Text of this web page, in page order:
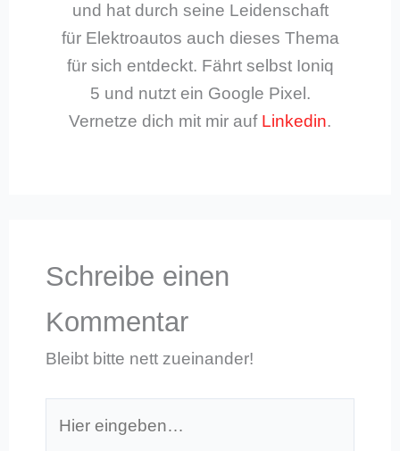
und hat durch seine Leidenschaft
für Elektroautos auch dieses Thema
für sich entdeckt. Fährt selbst Ioniq
5 und nutzt ein Google Pixel.
Vernetze dich mit mir auf Linkedin.
Schreibe einen
Kommentar
Bleibt bitte nett zueinander!
eingeben…